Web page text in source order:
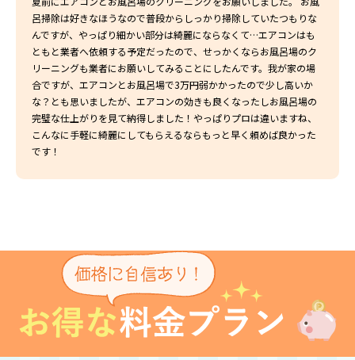
呂掃除は好きなほうなので普段からしっかり掃除していたつもりな
んですが、やっぱり細かい部分は綺麗にならなくて…エアコンはも
ともと業者へ依頼する予定だったので、せっかくならお風呂場のク
リーニングも業者にお願いしてみることにしたんです。我が家の場
合ですが、エアコンとお風呂場で3万円弱かかったので少し高いか
な？とも思いましたが、エアコンの効きも良くなったしお風呂場の
完璧な仕上がりを見て納得しました！やっぱりプロは違いますね、
こんなに手軽に綺麗にしてもらえるならもっと早く頼めば良かった
です！